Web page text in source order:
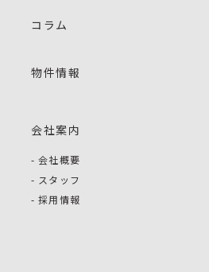
コラム
物件情報
会社案内
会社概要
スタッフ
採用情報